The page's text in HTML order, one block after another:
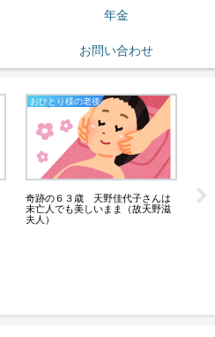
年金
お問い合わせ
おひとり様の老後
奇跡の６３歳 天野佳代子さんは
未亡人でも美しいまま（故天野滋
夫人）